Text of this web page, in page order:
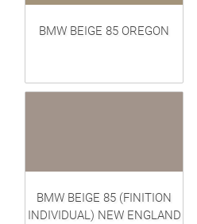
BMW BEIGE 85 OREGON
BMW BEIGE 85 (FINITION
INDIVIDUAL) NEW ENGLAND